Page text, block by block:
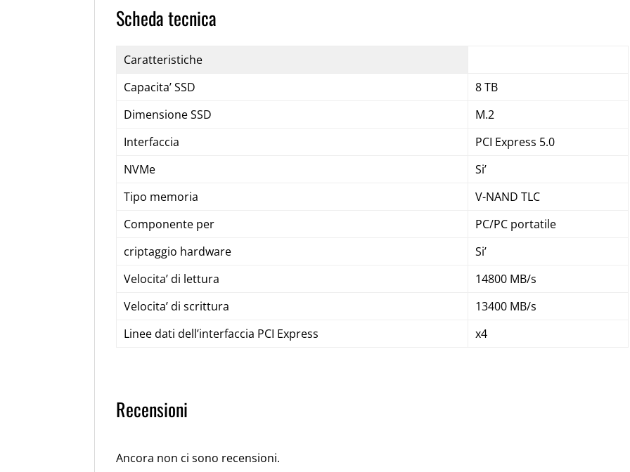
Scheda tecnica
Caratteristiche
Capacita’ SSD
8 TB
Dimensione SSD
M.2
Interfaccia
PCI Express 5.0
NVMe
Si’
Tipo memoria
V-NAND TLC
Componente per
PC/PC portatile
criptaggio hardware
Si’
Velocita’ di lettura
14800 MB/s
Velocita’ di scrittura
13400 MB/s
Linee dati dell’interfaccia PCI Express
x4
Recensioni
Ancora non ci sono recensioni.